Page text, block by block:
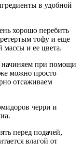
в удобной
хорошо перебить
тофу и еще
массы и ее цвета.
начиняем при помощи
же можно просто
отсаживаем
черри и
перед подачей,
влагой от